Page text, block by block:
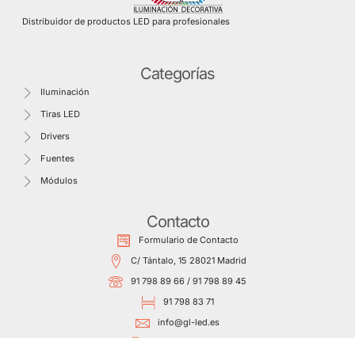
Distribuidor de productos LED para profesionales
Categorías
Iluminación
Tiras LED
Drivers
Fuentes
Módulos
Contacto
Formulario de Contacto
C/ Tántalo, 15 28021 Madrid
91 798 89 66 / 91 798 89 45
91 798 83 71
info@gl-led.es